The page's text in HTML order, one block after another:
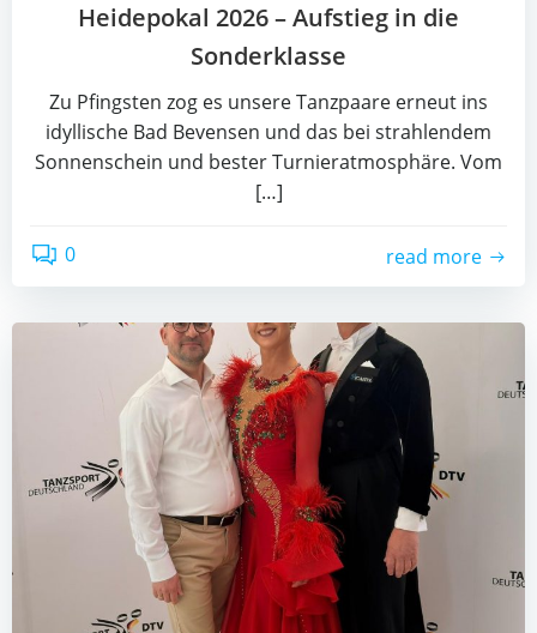
Hei­de­po­kal 2026 – Auf­stieg in die
Sonderklasse
Zu Pfings­ten zog es unse­re Tanz­paa­re erneut ins
idyl­li­sche Bad Beven­sen und das bei strah­len­dem
Son­nen­schein und bes­ter Tur­nier­at­mo­sphä­re. Vom
[…]
0 read more